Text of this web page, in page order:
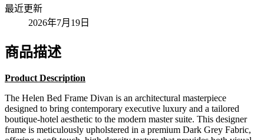
最近更新
2026年7月19日
商品描述
Product Description
The Helen Bed Frame Divan is an architectural masterpiece
designed to bring contemporary executive luxury and a tailored
boutique-hotel aesthetic to the modern master suite. This designer
frame is meticulously upholstered in a premium Dark Grey Fabric,